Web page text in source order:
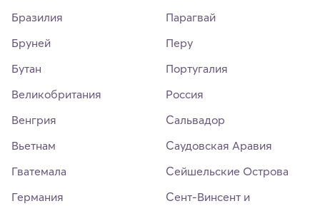
Бразилия
Бруней
Бутан
Великобритания
Венгрия
Вьетнам
Гватемала
Германия
Парагвай
Перу
Португалия
Россия
Сальвадор
Саудовская Аравия
Сейшельские Острова
Сент-Винсент и